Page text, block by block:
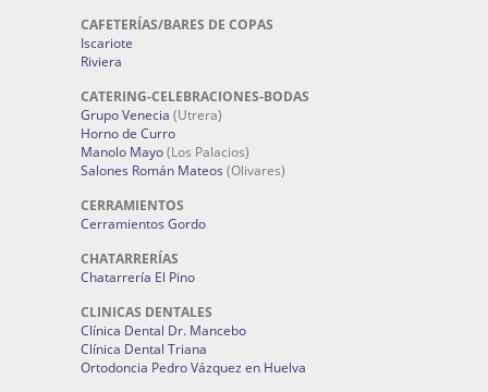
CAFETERÍAS/BARES DE COPAS
Iscariote
Riviera
CATERING-CELEBRACIONES-BODAS
Grupo Venecia (Utrera)
Horno de Curro
Manolo Mayo(Los Palacios)
Salones Román Mateos (Olivares)
CERRAMIENTOS
Cerramientos Gordo
CHATARRERÍAS
Chatarrería El Pino
CLINICAS DENTALES
Clínica Dental Dr. Mancebo
Clínica Dental Triana
Ortodoncia Pedro Vázquez en Huelva